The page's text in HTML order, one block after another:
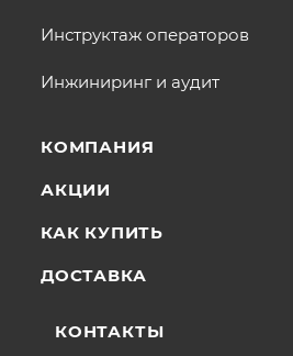
Инструктаж операторов
Инжиниринг и аудит
КОМПАНИЯ
АКЦИИ
КАК КУПИТЬ
ДОСТАВКА
КОНТАКТЫ